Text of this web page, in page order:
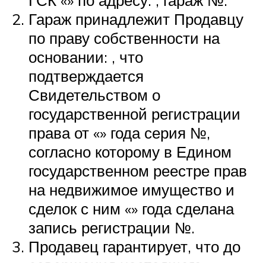
Гараж принадлежит Продавцу
по праву собственности на
основании: , что
подтверждается
Свидетельством о
государственной регистрации
права от «» года серия №,
согласно которому в Едином
государственном реестре прав
на недвижимое имущество и
сделок с ним «» года сделана
запись регистрации №.
Продавец гарантирует, что до